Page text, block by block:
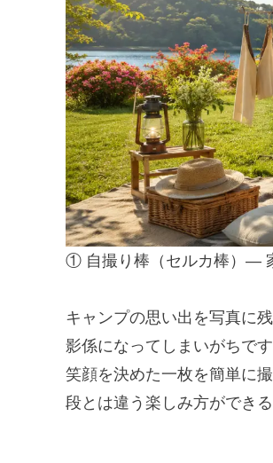
① 自撮り棒（セルカ棒）—
キャンプの思い出を写真に
影係になってしまいがちで
笑顔を決めた一枚を簡単に
段とは違う楽しみ方ができる